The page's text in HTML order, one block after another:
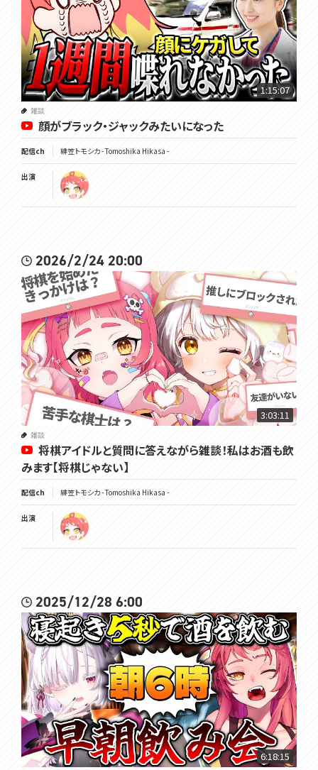
1:15:07
雑談
顔がブラック・ジャックみたいになった
配信ch 緋笠トモシカ - Tomoshika Hikasa -
出演
2026/2/24 20:00
3:03:11
雑談
将棋アイドルと質問に答えながら雑談！私はお酒も飲
みます【将棋じゃない】
配信ch 緋笠トモシカ - Tomoshika Hikasa -
出演
2025/12/28 6:00
6:18:15